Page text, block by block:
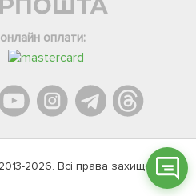
оплати:
2026. Всі права захищені
Телеграм
Вайбер
Онлайн чат